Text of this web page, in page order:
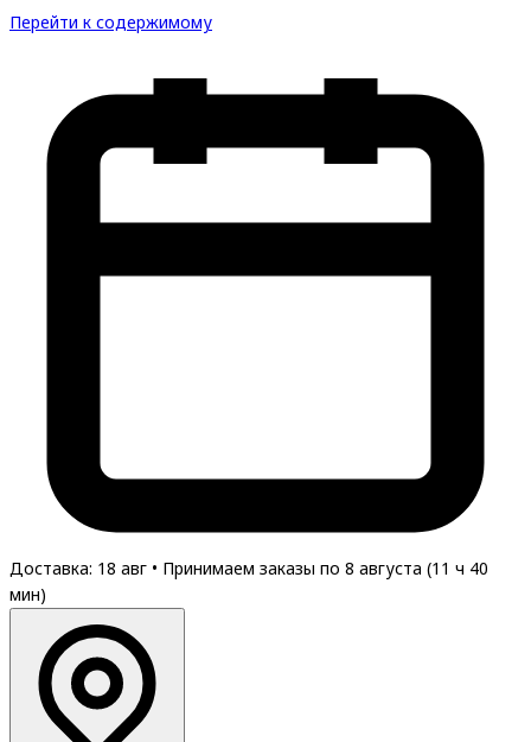
Перейти к содержимому
Доставка: 18 авг • Принимаем заказы по 8 августа (11 ч 40
мин)